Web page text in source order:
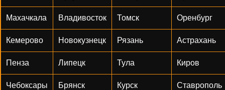
Махачкала Владивосток Томск Оренбург
Кемерово Новокузнецк Рязань Астрахань
Пенза Липецк Тула Киров
Чебоксары Брянск Курск Ставрополь